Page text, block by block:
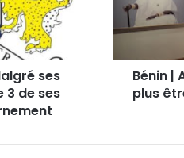
ses
3 de ses
Bénin |
plus